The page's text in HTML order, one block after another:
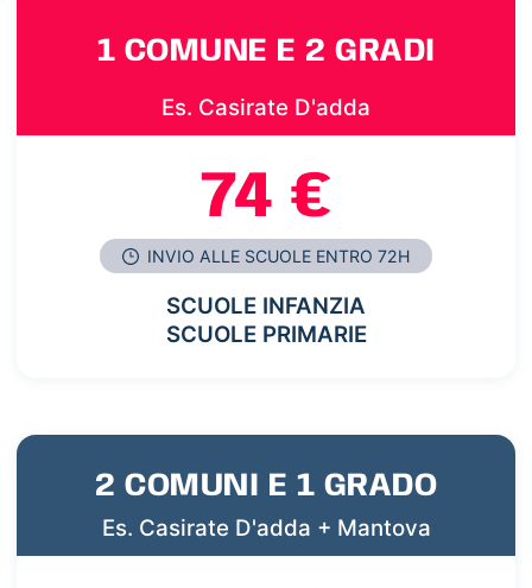
1 COMUNE E 2 GRADI
Es. Casirate D'adda
74 €
INVIO ALLE SCUOLE ENTRO 72H
SCUOLE INFANZIA
SCUOLE PRIMARIE
2 COMUNI E 1 GRADO
Es. Casirate D'adda + Mantova